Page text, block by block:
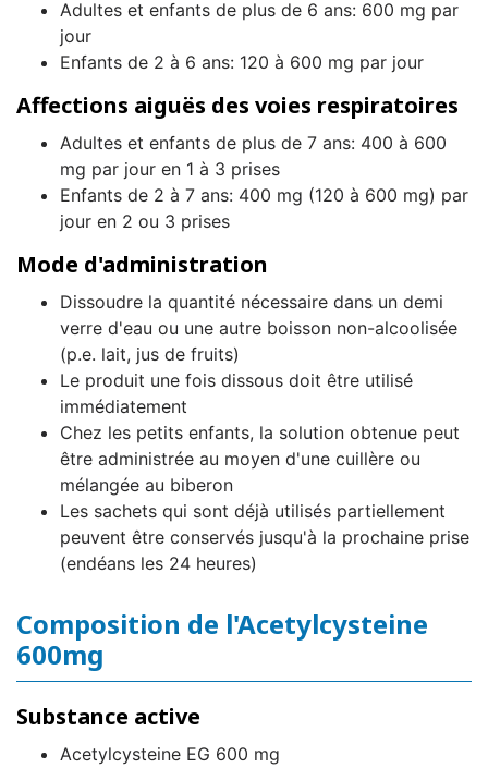
Adultes et enfants de plus de 6 ans: 600 mg par
jour
Enfants de 2 à 6 ans: 120 à 600 mg par jour
Affections aiguës des voies respiratoires
Adultes et enfants de plus de 7 ans: 400 à 600
mg par jour en 1 à 3 prises
Enfants de 2 à 7 ans: 400 mg (120 à 600 mg) par
jour en 2 ou 3 prises
Mode d'administration
Dissoudre la quantité nécessaire dans un demi
verre d'eau ou une autre boisson non-alcoolisée
(p.e. lait, jus de fruits)
Le produit une fois dissous doit être utilisé
immédiatement
Chez les petits enfants, la solution obtenue peut
être administrée au moyen d'une cuillère ou
mélangée au biberon
Les sachets qui sont déjà utilisés partiellement
peuvent être conservés jusqu'à la prochaine prise
(endéans les 24 heures)
Composition de l'Acetylcysteine
600mg
Substance active
Acetylcysteine EG 600 mg